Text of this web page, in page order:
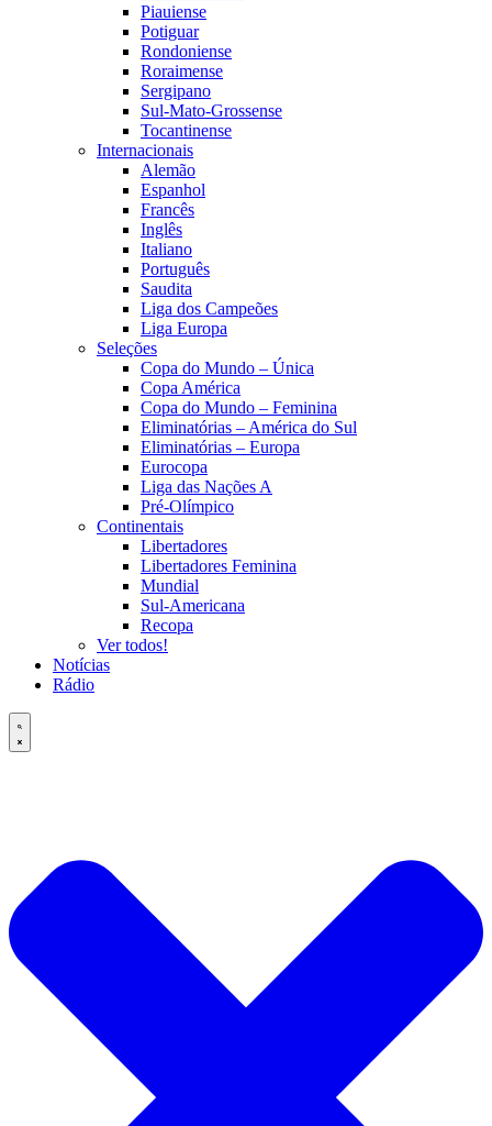
Piauiense
Potiguar
Rondoniense
Roraimense
Sergipano
Sul-Mato-Grossense
Tocantinense
Internacionais
Alemão
Espanhol
Francês
Inglês
Italiano
Português
Saudita
Liga dos Campeões
Liga Europa
Seleções
Copa do Mundo – Única
Copa América
Copa do Mundo – Feminina
Eliminatórias – América do Sul
Eliminatórias – Europa
Eurocopa
Liga das Nações A
Pré-Olímpico
Continentais
Libertadores
Libertadores Feminina
Mundial
Sul-Americana
Recopa
Ver todos!
Notícias
Rádio